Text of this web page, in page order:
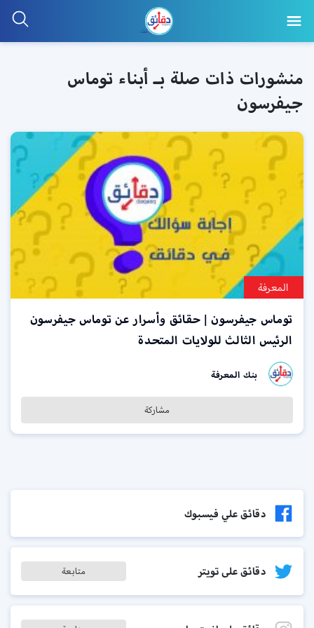
منشورات ذات صلة بـ أبناء توماس
جيفرسون
المعرفة
توماس جيفرسون | حقائق وأسرار عن توماس جيفرسون
الرئيس الثالث للولايات المتحدة
بنك المعرفة
مشاركة
دقائق علي فيسبوك
دقائق على تويتر متابعة